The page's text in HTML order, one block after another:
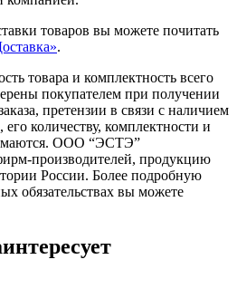
товаров вы можете почитать
.
товара и комплектность всего
покупателем при получении
претензии в связи с наличием
количеству, комплектности и
ООО “ЭСТЭ”
производителей, продукцию
России. Более подробную
обязательствах вы можете